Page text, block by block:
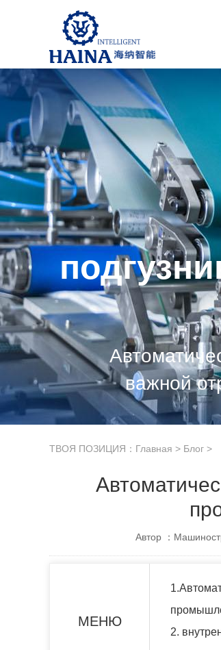
важной
ТВОЯ ПОЗИЦИЯ： Главная > Блог >
Автор ：
МЕНЮ
2.